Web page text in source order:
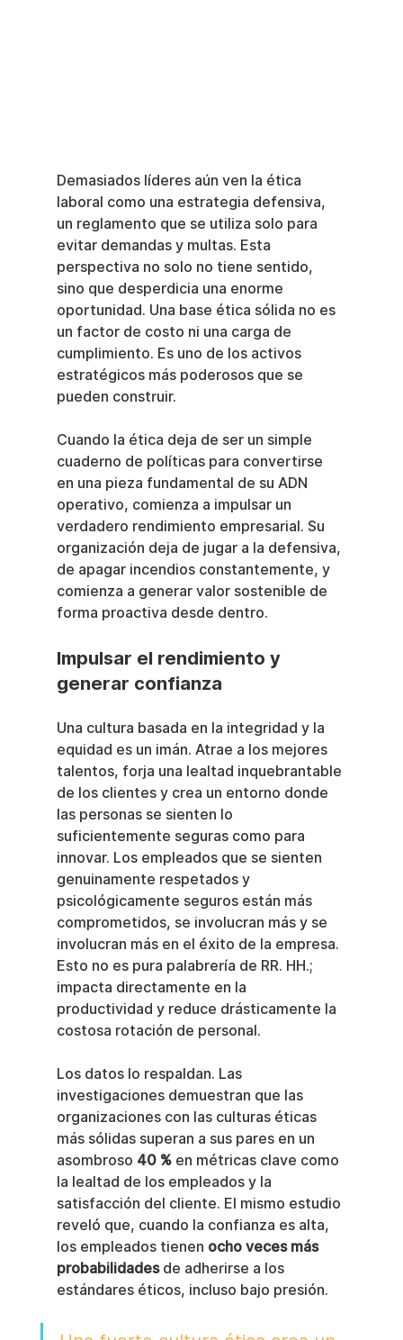
Demasiados líderes aún ven la ética
laboral como una estrategia defensiva,
un reglamento que se utiliza solo para
evitar demandas y multas. Esta
perspectiva no solo no tiene sentido,
sino que desperdicia una enorme
oportunidad. Una base ética sólida no es
un factor de costo ni una carga de
cumplimiento. Es uno de los activos
estratégicos más poderosos que se
pueden construir.
Cuando la ética deja de ser un simple
cuaderno de políticas para convertirse
en una pieza fundamental de su ADN
operativo, comienza a impulsar un
verdadero rendimiento empresarial. Su
organización deja de jugar a la defensiva,
de apagar incendios constantemente, y
comienza a generar valor sostenible de
forma proactiva desde dentro.
Impulsar el rendimiento y
generar confianza
Una cultura basada en la integridad y la
equidad es un imán. Atrae a los mejores
talentos, forja una lealtad inquebrantable
de los clientes y crea un entorno donde
las personas se sienten lo
suficientemente seguras como para
innovar. Los empleados que se sienten
genuinamente respetados y
psicológicamente seguros están más
comprometidos, se involucran más y se
involucran más en el éxito de la empresa.
Esto no es pura palabrería de RR. HH.;
impacta directamente en la
productividad y reduce drásticamente la
costosa rotación de personal.
Los datos lo respaldan. Las
investigaciones demuestran que las
organizaciones con las culturas éticas
más sólidas superan a sus pares en un
asombroso 40 % en métricas clave como
la lealtad de los empleados y la
satisfacción del cliente. El mismo estudio
reveló que, cuando la confianza es alta,
los empleados tienen ocho veces más
probabilidades de adherirse a los
estándares éticos, incluso bajo presión.